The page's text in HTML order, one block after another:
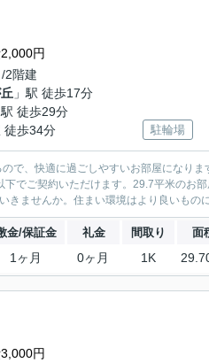
円
2階建
」駅 徒歩17分
駅 徒歩29分
徒歩34分 駐輪場
で、快適に過ごしやすいお部屋になり
でご契約いただけます。29.7平米のお
きませんか。住まい環境はより良いもの
金/保証金 礼金 間取り 面
1ヶ月 0ヶ月 1K
円